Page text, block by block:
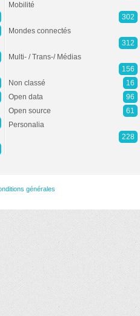
Mobilité
302
Mondes connectés
312
Multi- / Trans-/ Médias
156
Non classé
16
Open data
96
Open source
61
Personalia
228
générales